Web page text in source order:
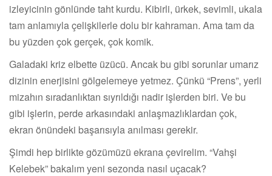
izleyicinin gönlünde taht kurdu. Kibirli, ürkek, sevimli, ukala
tam anlamıyla çelişkilerle dolu bir kahraman. Ama tam da
bu yüzden çok gerçek, çok komik.
Galadaki kriz elbette üzücü. Ancak bu gibi sorunlar umarız
dizinin enerjisini gölgelemeye yetmez. Çünkü “Prens”, yerli
mizahın sıradanlıktan sıyrıldığı nadir işlerden biri. Ve bu
gibi işlerin, perde arkasındaki anlaşmazlıklardan çok,
ekran önündeki başarısıyla anılması gerekir.
Şimdi hep birlikte gözümüzü ekrana çevirelim. “Vahşi
Kelebek” bakalım yeni sezonda nasıl uçacak?